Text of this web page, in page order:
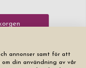
annonser samt för att
din användning av vår